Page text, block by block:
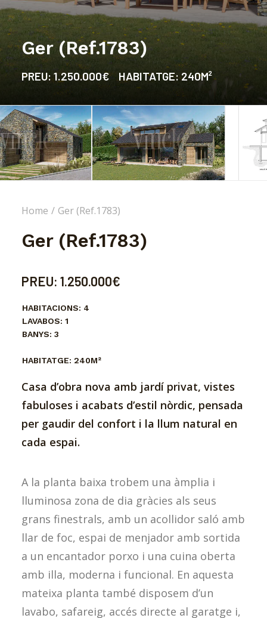
Ger (Ref.1783)
PREU:1.250.000€ HABITATGE: 240M²
Home Ger (Ref.1783)
Ger (Ref.1783)
PREU: 1.250.000€
HABITACIONS: 4
LAVABOS: 1
BANYS: 3
HABITATGE: 240M²
Casa d’obra nova amb jardí privat, vistes
fabuloses i acabats d’estil nòrdic, pensada
per gaudir del confort i la llum natural en
cada espai.
A la planta baixa trobem una àmplia i
lluminosa zona de dia gràcies als seus
grans finestrals, amb un acollidor saló amb
llar de foc, espai de menjador amb sortida
a un encantador porxo i una cuina oberta
amb illa, moderna i funcional. En aquesta
mateixa planta també disposem d’un
lavabo, safareig, accés directe al garatge i,